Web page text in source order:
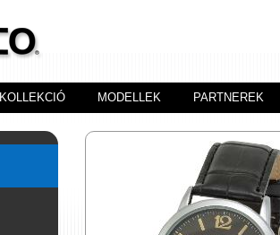
KOLLEKCIÓ MODELLEK PARTNEREK